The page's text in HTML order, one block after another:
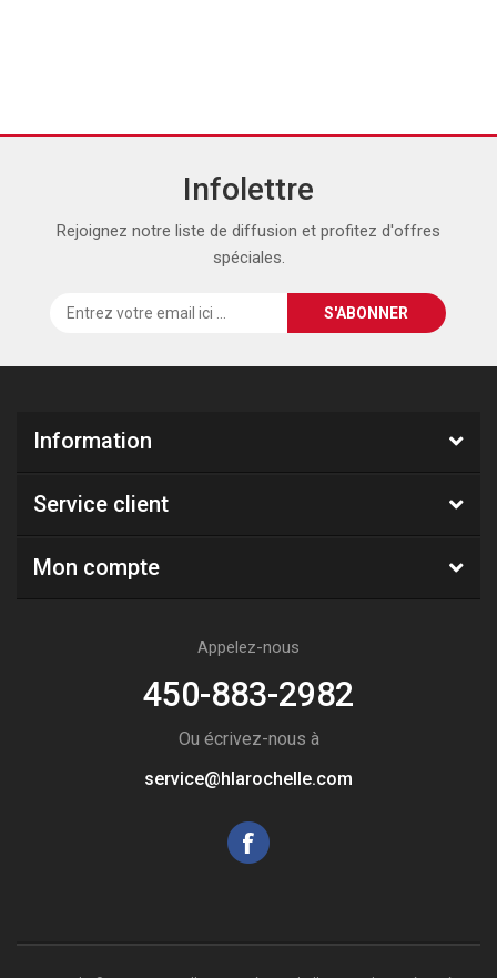
Infolettre
Rejoignez notre liste de diffusion et profitez d'offres
spéciales.
Information
Service client
Mon compte
Appelez-nous
450-883-2982
Ou écrivez-nous à
service@hlarochelle.com